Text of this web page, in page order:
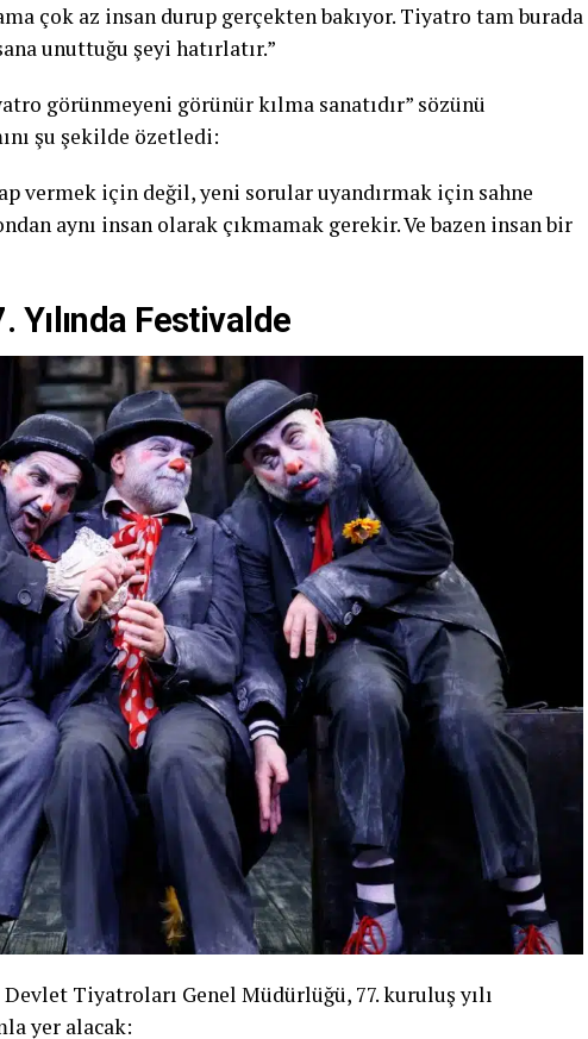
çok az insan durup gerçekten bakıyor. Tiyatro tam burada
unuttuğu şeyi hatırlatır.”
görünmeyeni görünür kılma sanatıdır” sözünü
şu şekilde özetledi:
vermek için değil, yeni sorular uyandırmak için sahne
aynı insan olarak çıkmamak gerekir. Ve bazen insan bir
Yılında Festivalde
Tiyatroları Genel Müdürlüğü, 77. kuruluş yılı
yer alacak: